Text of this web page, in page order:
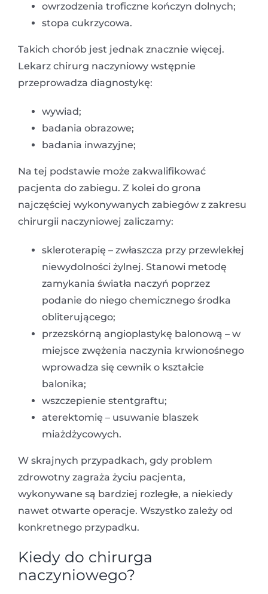
owrzodzenia troficzne kończyn dolnych;
stopa cukrzycowa.
Takich chorób jest jednak znacznie więcej.
Lekarz chirurg naczyniowy wstępnie
przeprowadza diagnostykę:
wywiad;
badania obrazowe;
badania inwazyjne;
Na tej podstawie może zakwalifikować
pacjenta do zabiegu. Z kolei do grona
najczęściej wykonywanych zabiegów z zakresu
chirurgii naczyniowej zaliczamy:
skleroterapię – zwłaszcza przy przewlekłej
niewydolności żylnej. Stanowi metodę
zamykania światła naczyń poprzez
podanie do niego chemicznego środka
obliterującego;
przezskórną angioplastykę balonową – w
miejsce zwężenia naczynia krwionośnego
wprowadza się cewnik o kształcie
balonika;
wszczepienie stentgraftu;
aterektomię – usuwanie blaszek
miażdżycowych.
W skrajnych przypadkach, gdy problem
zdrowotny zagraża życiu pacjenta,
wykonywane są bardziej rozległe, a niekiedy
nawet otwarte operacje. Wszystko zależy od
konkretnego przypadku.
Kiedy do chirurga
naczyniowego?